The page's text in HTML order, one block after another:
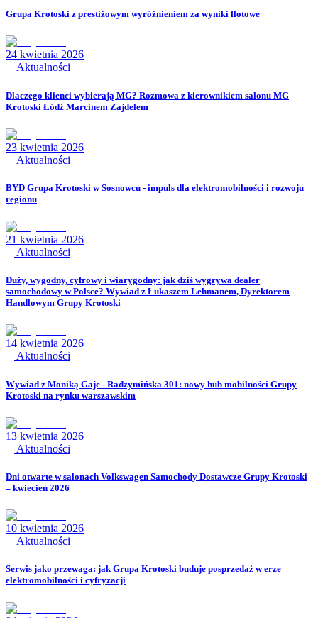
Grupa Krotoski z prestiżowym wyróżnieniem za wyniki flotowe
24 kwietnia 2026
Aktualności
Dlaczego klienci wybierają MG? Rozmowa z kierownikiem salonu MG
Krotoski Łódź Marcinem Zajdelem
23 kwietnia 2026
Aktualności
BYD Grupa Krotoski w Sosnowcu - impuls dla elektromobilności i rozwoju
regionu
21 kwietnia 2026
Aktualności
Duży, wygodny, cyfrowy i wiarygodny: jak dziś wygrywa dealer
samochodowy w Polsce? Wywiad z Łukaszem Lehmanem, Dyrektorem
Handlowym Grupy Krotoski
14 kwietnia 2026
Aktualności
Wywiad z Moniką Gajc - Radzymińska 301: nowy hub mobilności Grupy
Krotoski na rynku warszawskim
13 kwietnia 2026
Aktualności
Dni otwarte w salonach Volkswagen Samochody Dostawcze Grupy Krotoski
– kwiecień 2026
10 kwietnia 2026
Aktualności
Serwis jako przewaga: jak Grupa Krotoski buduje posprzedaż w erze
elektromobilności i cyfryzacji